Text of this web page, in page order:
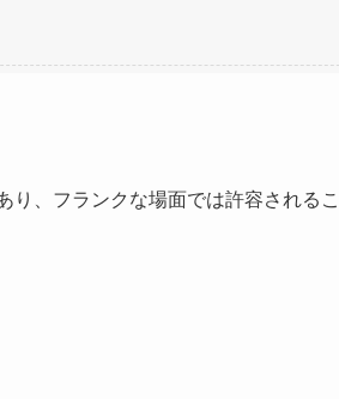
、フランクな場面では許容される